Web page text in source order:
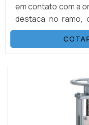
em contato com a
destaca no ramo,
suporte completo
dúvidas
adquirido.Quando
profissionais da
encontrará
diversas opções d...